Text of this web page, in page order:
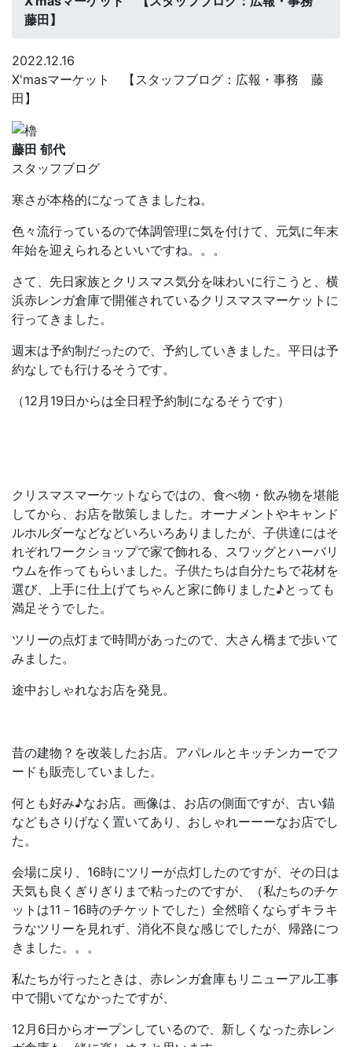
藤田】
2022.12.16
X'masマーケット 【スタッフブログ：広報・事務 藤
田】
藤田 郁代
スタッフブログ
寒さが本格的になってきましたね。
色々流行っているので体調管理に気を付けて、元気に年末
年始を迎えられるといいですね。。。
さて、先日家族とクリスマス気分を味わいに行こうと、横
浜赤レンガ倉庫で開催されているクリスマスマーケットに
行ってきました。
週末は予約制だったので、予約していきました。平日は予
約なしでも行けるそうです。
（12月19日からは全日程予約制になるそうです）
クリスマスマーケットならではの、食べ物・飲み物を堪能
してから、お店を散策しました。オーナメントやキャンド
ルホルダーなどなどいろいろありましたが、子供達にはそ
れぞれワークショップで家で飾れる、スワッグとハーバリ
ウムを作ってもらいました。子供たちは自分たちで花材を
選び、上手に仕上げてちゃんと家に飾りました♪とっても
満足そうでした。
ツリーの点灯まで時間があったので、大さん橋まで歩いて
みました。
途中おしゃれなお店を発見。
昔の建物？を改装したお店。アパレルとキッチンカーでフ
ードも販売していました。
何とも好み♪なお店。画像は、お店の側面ですが、古い錨
などもさりげなく置いてあり、おしゃれーーーなお店でし
た。
会場に戻り、16時にツリーが点灯したのですが、その日は
天気も良くぎりぎりまで粘ったのですが、（私たちのチケ
ットは11－16時のチケットでした）全然暗くならずキラキ
ラなツリーを見れず、消化不良な感じでしたが、帰路につ
きました。。。
私たちが行ったときは、赤レンガ倉庫もリニューアル工事
中で開いてなかったですが、
12月6日からオープンしているので、新しくなった赤レン